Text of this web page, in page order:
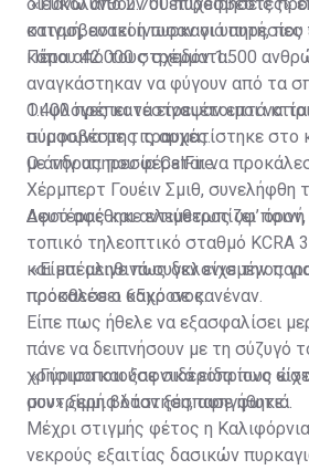
κατασβεστεί η πυρκαγιά αυτή, που
κάπου 42.000 στρέμματα.
στιγμή, ανακοίνωσαν οι υπηρεσίες
Πέρα από τους σχεδόν 1.500
αναγκάστηκαν να φύγουν από τα
1.400 πρέπει να είναι έτοιμοι να
σύμφωνα με τις αρχές.
Οι φλόγες κατέστρεψαν επτά
πυροσβέστης τραυματίστηκε στο
με την υπηρεσία CalFire.
Ο άνδρας που φέρεται να
Χέρμπερτ Γουέιν Σμιθ, συνελήφθη
Δευτέρας και αντιμετωπίζει
Αφού αφέθηκε ελεύθερος υφ’
τοπικό τηλεοπτικό σταθμό KCRA
και επέμεινε πως δεν είχε την
προκαλέσει κακό σε κανέναν.
«Είμαι αληθινά συγκλονισμένος
πρόσθεσε ο 65χρονος.
Είπε πως ήθελε να εξασφαλίσει
πάνε να δειπνήσουν με τη σύζυγό
χρησιμοποιούσε σιδεροπρίονο
συντρίμμια όταν ξέσπασε φωτιά.
«Γύρισα και ξαφνικά είδα πως
μου» ξερή βλάστηση, αφηγήθηκε.
Μέχρι στιγμής φέτος η
νεκρούς εξαιτίας δασικών